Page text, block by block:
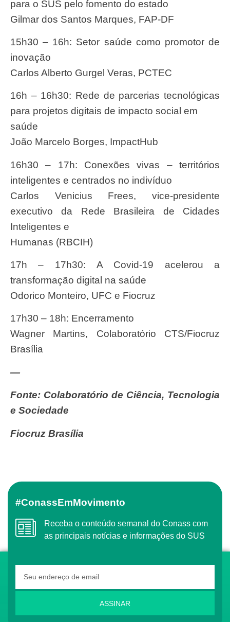
para o SUS pelo fomento do estado
Gilmar dos Santos Marques, FAP-DF
15h30 – 16h: Setor saúde como promotor de
inovação
Carlos Alberto Gurgel Veras, PCTEC
16h – 16h30: Rede de parcerias tecnológicas
para projetos digitais de impacto social em
saúde
João Marcelo Borges, ImpactHub
16h30 – 17h: Conexões vivas – territórios
inteligentes e centrados no indivíduo
Carlos Venicius Frees, vice-presidente
executivo da Rede Brasileira de Cidades
Inteligentes e
Humanas (RBCIH)
17h – 17h30: A Covid-19 acelerou a
transformação digital na saúde
Odorico Monteiro, UFC e Fiocruz
17h30 – 18h: Encerramento
Wagner Martins, Colaboratório CTS/Fiocruz
Brasília
—
Fonte: Colaboratório de Ciência, Tecnologia
e Sociedade
Fiocruz Brasília
#ConassEmMovimento
Receba o conteúdo semanal do Conass com
as principais notícias e informações do SUS
ASSINAR